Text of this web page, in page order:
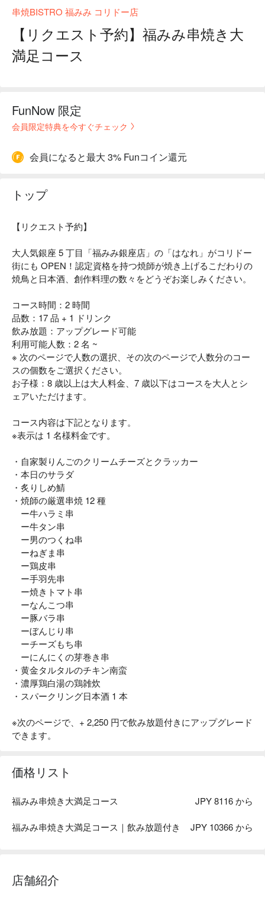
串焼BISTRO 福みみ コリドー店
【リクエスト予約】福みみ串焼き大
満足コース
FunNow 限定
会員限定特典を今すぐチェック
会員になると最大 3% Funコイン還元
トップ
【リクエスト予約】
大人気銀座 5 丁目「福みみ銀座店」の「はなれ」がコリドー
街にも OPEN！認定資格を持つ焼師が焼き上げるこだわりの
焼鳥と日本酒、創作料理の数々をどうぞお楽しみください。
コース時間：2 時間
品数：17 品 + 1 ドリンク
飲み放題：アップグレード可能
利用可能人数：2 名 ~
※ 次のページで人数の選択、その次のページで人数分のコー
スの個数をご選択ください。
お子様：8 歳以上は大人料金、7 歳以下はコースを大人とシ
ェアいただけます。
コース内容は下記となります。
※表示は 1 名様料金です。
・自家製りんごのクリームチーズとクラッカー
・本日のサラダ
・炙りしめ鯖
・焼師の厳選串焼 12 種
ー牛ハラミ串
ー牛タン串
ー男のつくね串
ーねぎま串
ー鶏皮串
ー手羽先串
ー焼きトマト串
ーなんこつ串
ー豚バラ串
ーぼんじり串
ーチーズもち串
ーにんにくの芽巻き串
・黄金タルタルのチキン南蛮
・濃厚鶏白湯の鶏雑炊
・スパークリング日本酒 1 本
※次のページで、+ 2,250 円で飲み放題付きにアップグレード
できます。
価格リスト
福みみ串焼き大満足コース JPY 8116 から
福みみ串焼き大満足コース｜飲み放題付き JPY 10366 から
店舗紹介